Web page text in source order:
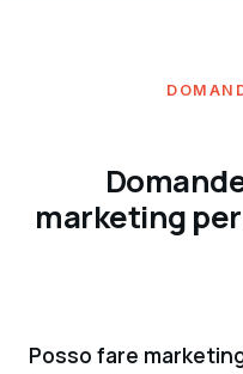
marketing
Posso fare